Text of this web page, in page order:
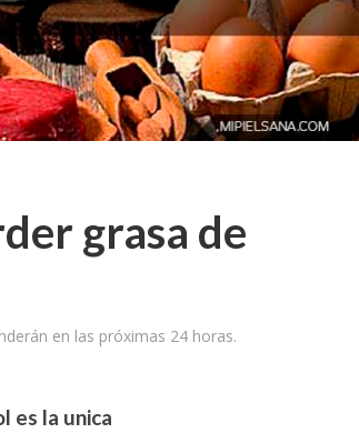
grasa de
en las próximas 24 horas.
es la unica